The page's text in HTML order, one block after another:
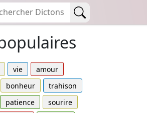
vie
amour
bonheur
trahison
patience
sourire